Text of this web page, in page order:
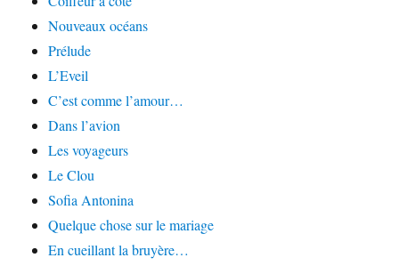
Nouveaux océans
Prélude
L’Eveil
C’est comme l’amour…
Dans l’avion
Les voyageurs
Le Clou
Sofia Antonina
Quelque chose sur le mariage
En cueillant la bruyère…